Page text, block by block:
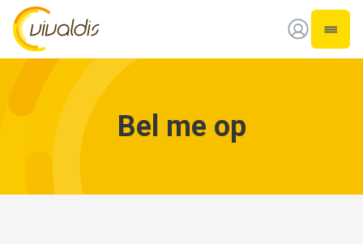
Vivaldis Interim
Open
Bel me op